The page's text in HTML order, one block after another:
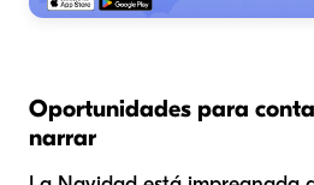
Oportunidades para
narrar